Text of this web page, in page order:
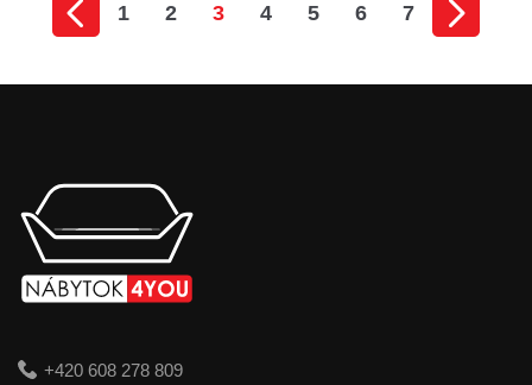
1 2 3 4 5 6 7
+420 608 278 809